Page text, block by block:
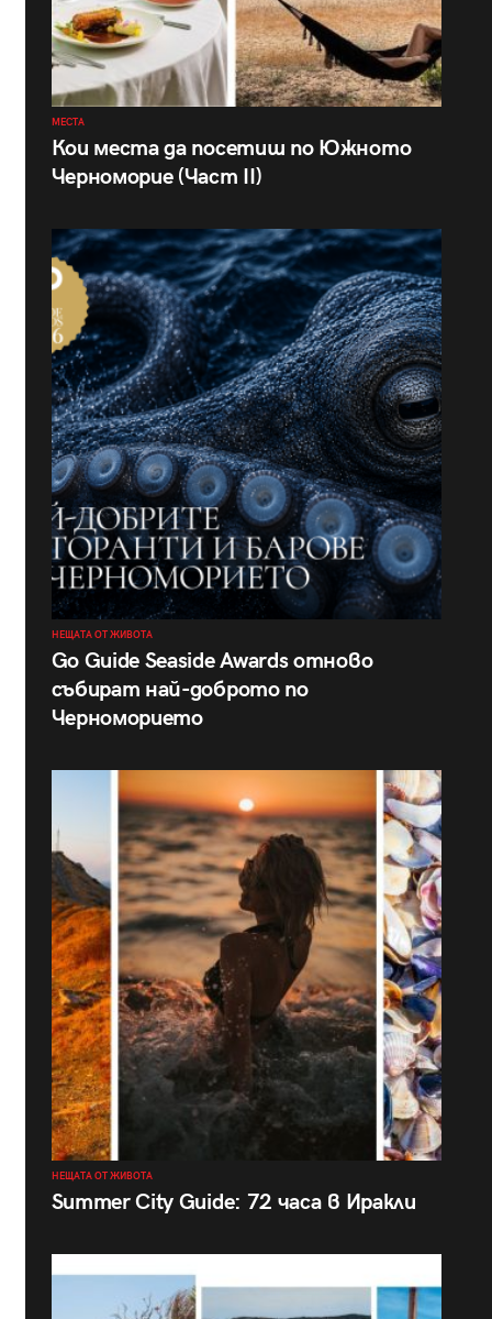
МЕСТА
Кои места да посетиш по Южното
Черноморие (Част II)
НЕЩАТА ОТ ЖИВОТА
Go Guide Seaside Awards отново
събират най-доброто по
Черноморието
НЕЩАТА ОТ ЖИВОТА
Summer City Guide: 72 часа в Иракли